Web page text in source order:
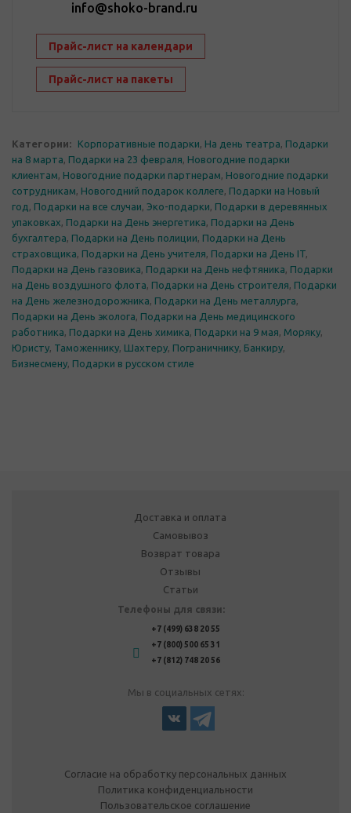
info@shoko-brand.ru
Прайс-лист на календари
Прайс-лист на пакеты
Категории: Корпоративные подарки, На день театра, Подарки
на 8 марта, Подарки на 23 февраля, Новогодние подарки
клиентам, Новогодние подарки партнерам, Новогодние подарки
сотрудникам, Новогодний подарок коллеге, Подарки на Новый
год , Подарки на все случаи, Эко-подарки, Подарки в деревянных
упаковках, Подарки на День энергетика, Подарки на День
бухгалтера, Подарки на День полиции, Подарки на День
страховщика, Подарки на День учителя, Подарки на День IT,
Подарки на День газовика, Подарки на День нефтяника, Подарки
на День воздушного флота, Подарки на День строителя, Подарки
на День железнодорожника, Подарки на День металлурга,
Подарки на День эколога, Подарки на День медицинского
работника, Подарки на День химика, Подарки на 9 мая, Моряку,
Юристу, Таможеннику, Шахтеру, Пограничнику, Банкиру,
Бизнесмену, Подарки в русском стиле
Доставка и оплата
Самовывоз
Возврат товара
Отзывы
Статьи
Телефоны для связи:
+7 (499) 638 20 55
+7 (800) 500 65 31
+7 (812) 748 20 56
Мы в социальных сетях:
Согласие на обработку персональных данных
Политика конфиденциальности
Пользовательское соглашение